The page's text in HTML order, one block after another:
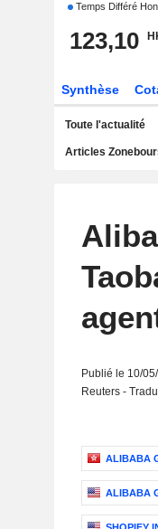
Temps Différé
123,10
Synthèse
Toute l'actualité
Articles
Publié le 10/
Reuters -
ALIBABA
ALIBABA